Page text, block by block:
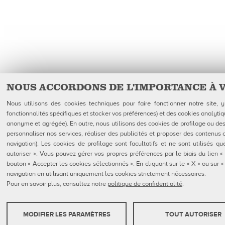
NOUS ACCORDONS DE L'IMPORTANCE À
Nous utilisons des cookies techniques pour faire fonctionner notre site,
fonctionnalités spécifiques et stocker vos préférences) et des cookies
anonyme et agrégée). En outre, nous utilisons des cookies de profilage ou
personnaliser nos services, réaliser des publicités et proposer des
navigation). Les cookies de profilage sont facultatifs et ne sont utilisés
autoriser ». Vous pouvez gérer vos propres préférences par le biais du lien
bouton « Accepter les cookies sélectionnés ». En cliquant sur le « X » ou sur
navigation en utilisant uniquement les cookies strictement nécessaires.
Pour en savoir plus, consultez notre politique de confidentialité.
TOUT AUTORISER
MODIFIER LES PARAMÈTRES